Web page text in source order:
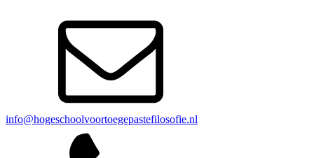
info@hogeschoolvoortoegepastefilosofie.nl